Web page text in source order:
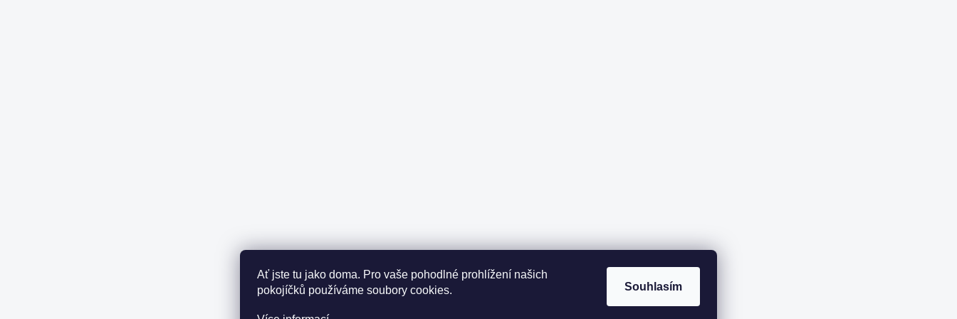
Ať jste tu jako doma. Pro vaše pohodlné prohlížení našich
pokojíčků používáme soubory cookies.
Souhlasím